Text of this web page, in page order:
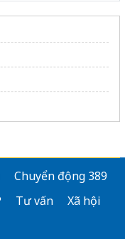
Chuyển động 389
Tư vấn
Xã hội